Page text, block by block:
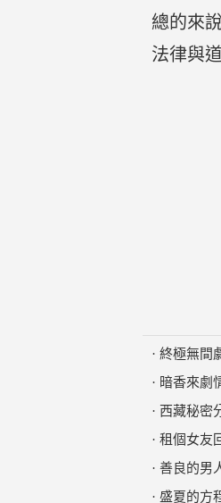
總的來
法律與
· 終極無間
· 暗香來劇
· 西藏秘密
· 租個女友
· 善良的男
· 盛夏的方